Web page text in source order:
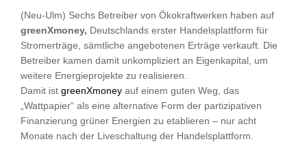
(Neu-Ulm) Sechs Betreiber von Ökokraftwerken haben auf
greenXmoney, Deutschlands erster Handelsplattform für
Stromerträge, sämtliche angebotenen Erträge verkauft. Die
Betreiber kamen damit unkompliziert an Eigenkapital, um
weitere Energieprojekte zu realisieren.
Damit ist greenXmoney auf einem guten Weg, das
„Wattpapier“ als eine alternative Form der partizipativen
Finanzierung grüner Energien zu etablieren – nur acht
Monate nach der Liveschaltung der Handelsplattform.